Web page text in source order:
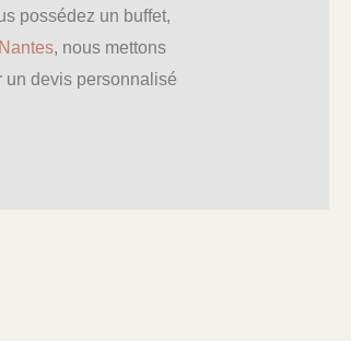
possédez un buffet,
Nantes, nous mettons
un devis personnalisé